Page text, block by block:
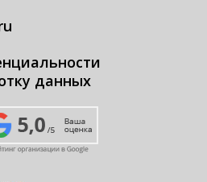
данных